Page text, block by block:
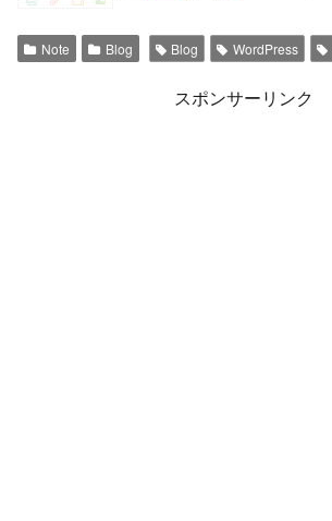
Note Blog Blog WordPress
スポンサーリンク